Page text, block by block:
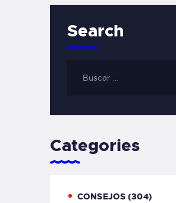
Search
Categories
CONSEJOS (304)